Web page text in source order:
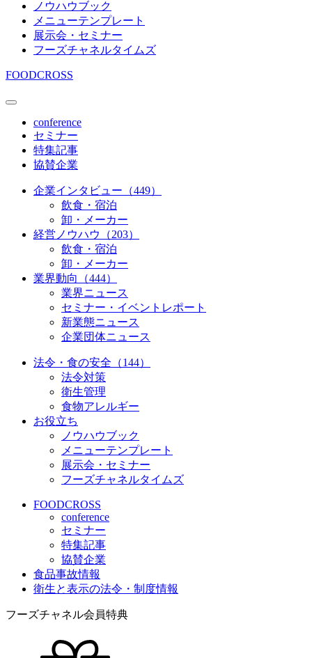
ノウハウブック
メニューテンプレート
展示会・セミナー
フーズチャネルタイムズ
FOODCROSS
conference
セミナー
特集記事
協賛企業
企業インタビュー（449）
飲食・宿泊
卸・メーカー
経営ノウハウ（203）
飲食・宿泊
卸・メーカー
業界動向（444）
業界ニュース
セミナー・イベントレポート
新業態ニュース
企業団体ニュース
法令・食の安全（144）
法令対策
衛生管理
食物アレルギー
お役立ち
ノウハウブック
メニューテンプレート
展示会・セミナー
フーズチャネルタイムズ
FOODCROSS
conference
セミナー
特集記事
協賛企業
食品事故情報
衛生と表示の法令・制度情報
フーズチャネル会員特典